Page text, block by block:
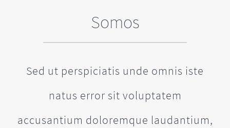
Somos
Sed ut perspiciatis unde omnis iste
natus error sit voluptatem
accusantium doloremque laudantium,